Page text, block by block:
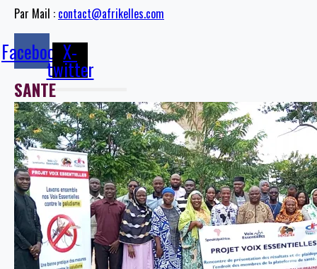
Par Mail : contact@afrikelles.com
FacebookX-
twitter
SANTE